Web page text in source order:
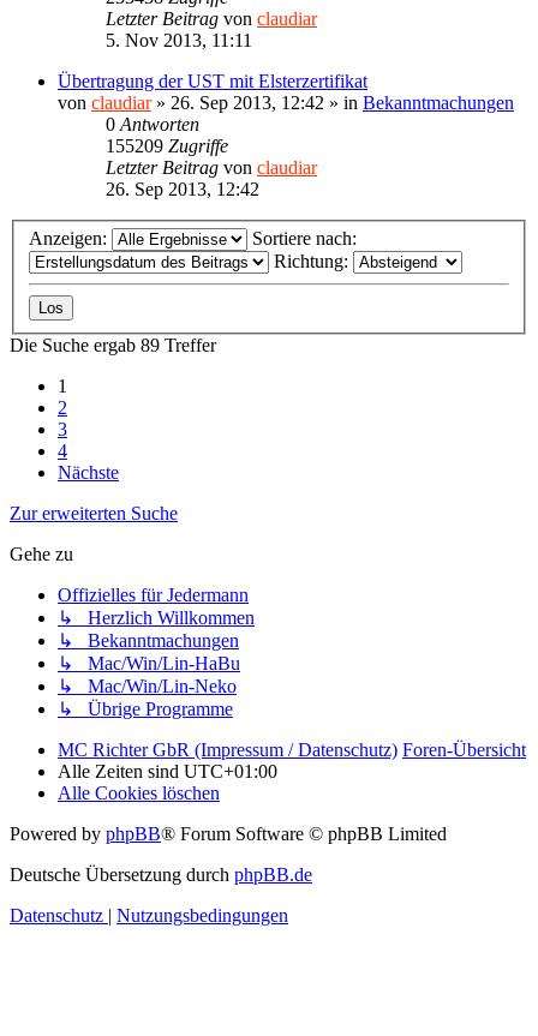
Letzter Beitrag von claudiar
5. Nov 2013, 11:11
Übertragung der UST mit Elsterzertifikat
von claudiar» 26. Sep 2013, 12:42 » in Bekanntmachungen
0 Antworten
155209 Zugriffe
Letzter Beitrag von claudiar
26. Sep 2013, 12:42
Anzeigen:
Sortiere nach:
Richtung:
Die Suche ergab 89 Treffer
1
2
3
4
Nächste
Zur erweiterten Suche
Gehe zu
Offizielles für Jedermann
↳ Herzlich Willkommen
↳ Bekanntmachungen
↳ Mac/Win/Lin-HaBu
↳ Mac/Win/Lin-Neko
↳ Übrige Programme
MC Richter GbR (Impressum / Datenschutz) Foren-Übersicht
Alle Zeiten sind UTC+01:00
Alle Cookies löschen
Powered by phpBB® Forum Software © phpBB Limited
Deutsche Übersetzung durch phpBB.de
Datenschutz
Nutzungsbedingungen